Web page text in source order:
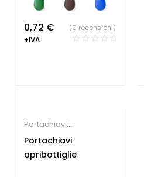
0,72 €
+IVA
(0 recensioni)
Portachiavi
personalizzati
Portachiavi
apribottiglie